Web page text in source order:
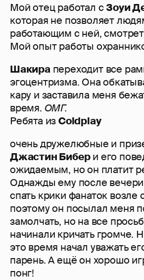
Мой отец работал сЗоуи
которая не позволяет
работающим с ней,
Мой опыт работы
Шакирапереходит все
эгоцентризма. Она
кару и заставила меня
время. ОМГ.
Ребята изColdplay
очень дружелюбные и
Джастин Бибери его
ожидаемым, но он платит
Однажды ему после
спать крики фанаток возле
поэтому он посылал меня
замолчать, но на все
начинали кричать громче.
это время начал уважать
парень. А ещё он хорошо
понг!